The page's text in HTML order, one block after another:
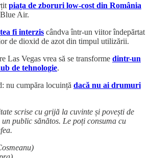
piața de zboruri low-cost din România
Air.
fi interzis cândva într-un viitor îndepărtat
de dioxid de azot din timpul utilizării.
Las Vegas vrea să se transforme dintr-un
de tehnologie.
nu cumpăra locuință dacă nu ai drumuri
scrise cu grijă la cuvinte și povești de
public sănătos. Le poți consuma cu